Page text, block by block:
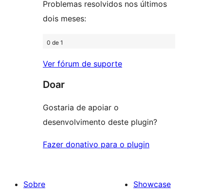
Problemas resolvidos nos últimos
dois meses:
0 de 1
Ver fórum de suporte
Doar
Gostaria de apoiar o
desenvolvimento deste plugin?
Fazer donativo para o plugin
Sobre
Showcase